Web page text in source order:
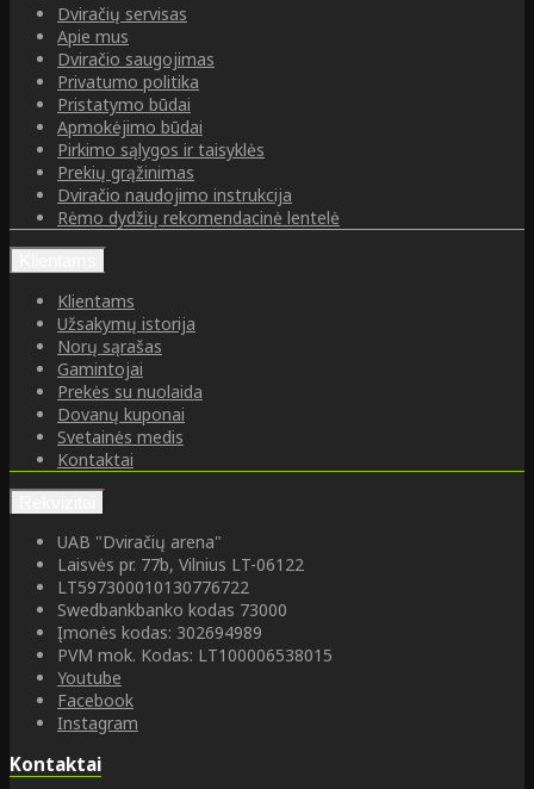
Dviračių servisas
Apie mus
Dviračio saugojimas
Privatumo politika
Pristatymo būdai
Apmokėjimo būdai
Pirkimo sąlygos ir taisyklės
Prekių grąžinimas
Dviračio naudojimo instrukcija
Rėmo dydžių rekomendacinė lentelė
Klientams
Užsakymų istorija
Norų sąrašas
Gamintojai
Prekės su nuolaida
Dovanų kuponai
Svetainės medis
Kontaktai
UAB "Dviračių arena"
Laisvės pr. 77b, Vilnius LT-06122
LT597300010130776722
Swedbankbanko kodas 73000
Įmonės kodas: 302694989
PVM mok. Kodas: LT100006538015
Youtube
Facebook
Instagram
Kontaktai